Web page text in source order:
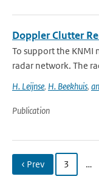
Doppler Clutter
To support the KNMI
radar network. The
H. Leijnse, H. Beekhuis,
Publication
‹ Prev 3 …